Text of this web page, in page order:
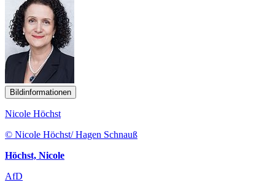
Bildinformationen
Nicole Höchst
© Nicole Höchst/ Hagen Schnauß
Höchst, Nicole
AfD